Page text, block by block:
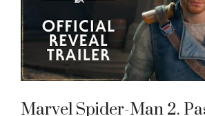
Marvel Spider-Man 2.